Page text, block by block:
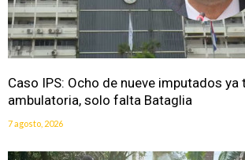
Caso IPS: Ocho de nueve imputados ya
ambulatoria, solo falta Bataglia
7 agosto, 2026